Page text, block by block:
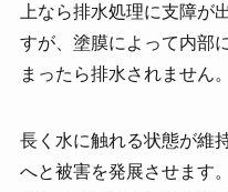
上なら排水処理に支障が
すが、塗膜によって内部
まったら排水されません。
長く水に触れる状態が維
へと被害を発展させます。